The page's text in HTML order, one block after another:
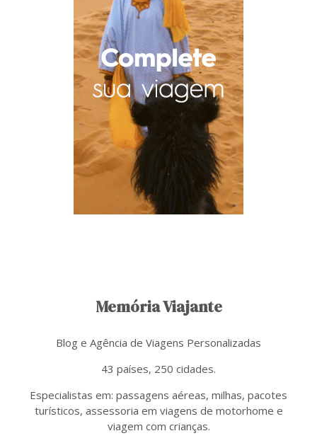
Memória Viajante
Blog e Agência de Viagens Personalizadas
43 países, 250 cidades.
Especialistas em: passagens aéreas, milhas, pacotes
turísticos, assessoria em viagens de motorhome e
viagem com crianças.